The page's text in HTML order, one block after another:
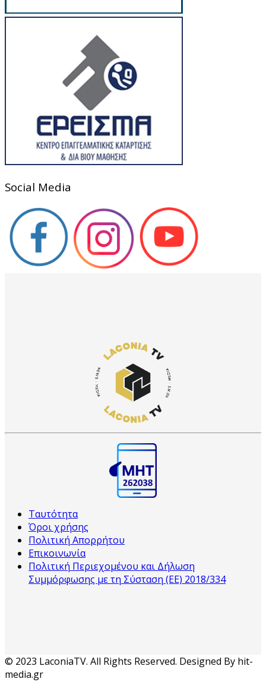
Social Media
Ταυτότητα
Όροι χρήσης
Πολιτική Απορρήτου
Επικοινωνία
Πολιτική Περιεχομένου και Δήλωση
Συμμόρφωσης με τη Σύσταση (ΕΕ) 2018/334
© 2023 LaconiaTV. All Rights Reserved. Designed By hit-
media.gr